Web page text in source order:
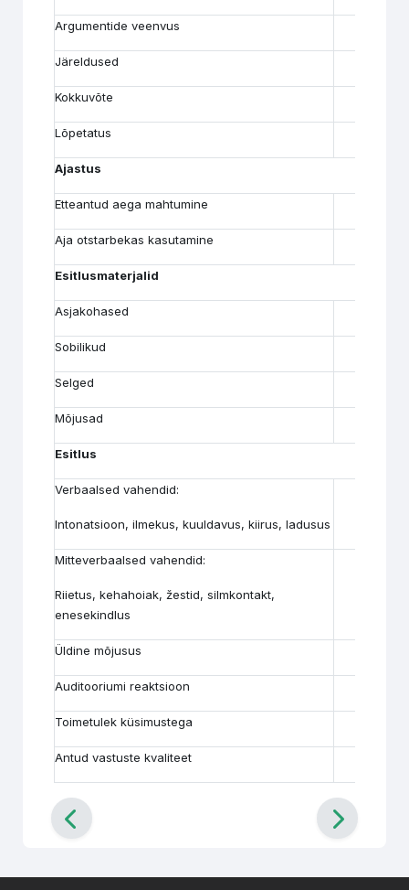
Argumentide veenvus
Järeldused
Kokkuvõte
Lõpetatus
Ajastus
Etteantud aega mahtumine
Aja otstarbekas kasutamine
Esitlusmaterjalid
Asjakohased
Sobilikud
Selged
Mõjusad
Esitlus
Verbaalsed vahendid:
Intonatsioon, ilmekus, kuuldavus, kiirus, ladusus
Mitteverbaalsed vahendid:
Riietus, kehahoiak, žestid, silmkontakt,
enesekindlus
Üldine mõjusus
Auditooriumi reaktsioon
Toimetulek küsimustega
Antud vastuste kvaliteet